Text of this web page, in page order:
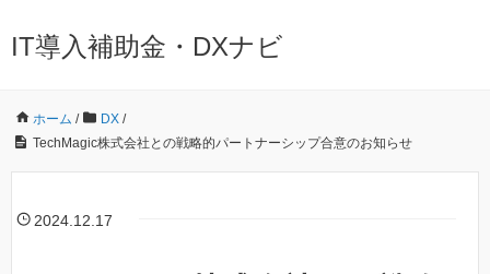
IT導入補助金・DXナビ
ホーム / DX /
TechMagic株式会社との戦略的パートナーシップ合意のお知らせ
2024.12.17